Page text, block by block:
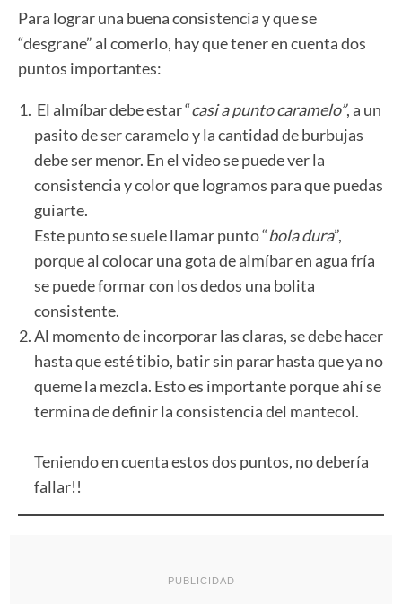
Para lograr una buena consistencia y que se
“desgrane” al comerlo, hay que tener en cuenta dos
puntos importantes:
El almíbar debe estar “casi a punto caramelo”, a un
pasito de ser caramelo y la cantidad de burbujas
debe ser menor. En el video se puede ver la
consistencia y color que logramos para que puedas
guiarte.
Este punto se suele llamar punto “bola dura”,
porque al colocar una gota de almíbar en agua fría
se puede formar con los dedos una bolita
consistente.
Al momento de incorporar las claras, se debe hacer
hasta que esté tibio, batir sin parar hasta que ya no
queme la mezcla. Esto es importante porque ahí se
termina de definir la consistencia del mantecol.
Teniendo en cuenta estos dos puntos, no debería
fallar!!
PUBLICIDAD